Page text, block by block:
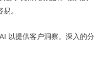
。
以提供客户洞察。深入的分